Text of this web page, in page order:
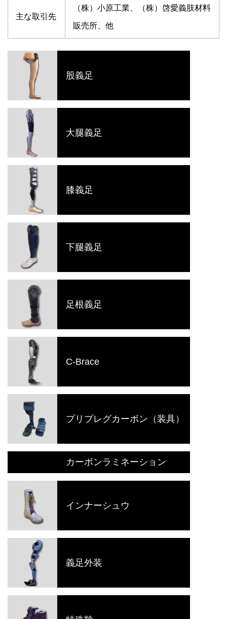
主な取引先
（株）小原工業、（株）啓愛義肢材料
販売所、他
股義足
大腿義足
膝義足
下腿義足
足根義足
C-Brace
プリプレグカーボン（装具）
カーボンラミネーション
インナーシュウ
義足外装